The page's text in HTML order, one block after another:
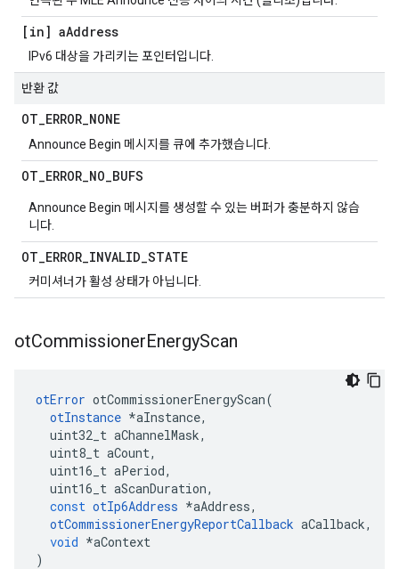
[in] aAddress
IPv6 대상을 가리키는 포인터입니다.
반환 값
OT_ERROR_NONE
Announce Begin 메시지를 큐에 추가했습니다.
OT_ERROR_NO_BUFS
Announce Begin 메시지를 생성할 수 있는 버퍼가 충분하지 않습
니다.
OT_ERROR_INVALID_STATE
커미셔너가 활성 상태가 아닙니다.
otCommissionerEnergyScan
otError otCommissionerEnergyScan(
otInstance *aInstance,
uint32_t aChannelMask,
uint8_t aCount,
uint16_t aPeriod,
uint16_t aScanDuration,
const otIp6Address *aAddress,
otCommissionerEnergyReportCallback aCallback,
void *aContext
)